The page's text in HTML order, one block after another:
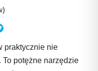
praktycznie nie
To potężne narzędzie